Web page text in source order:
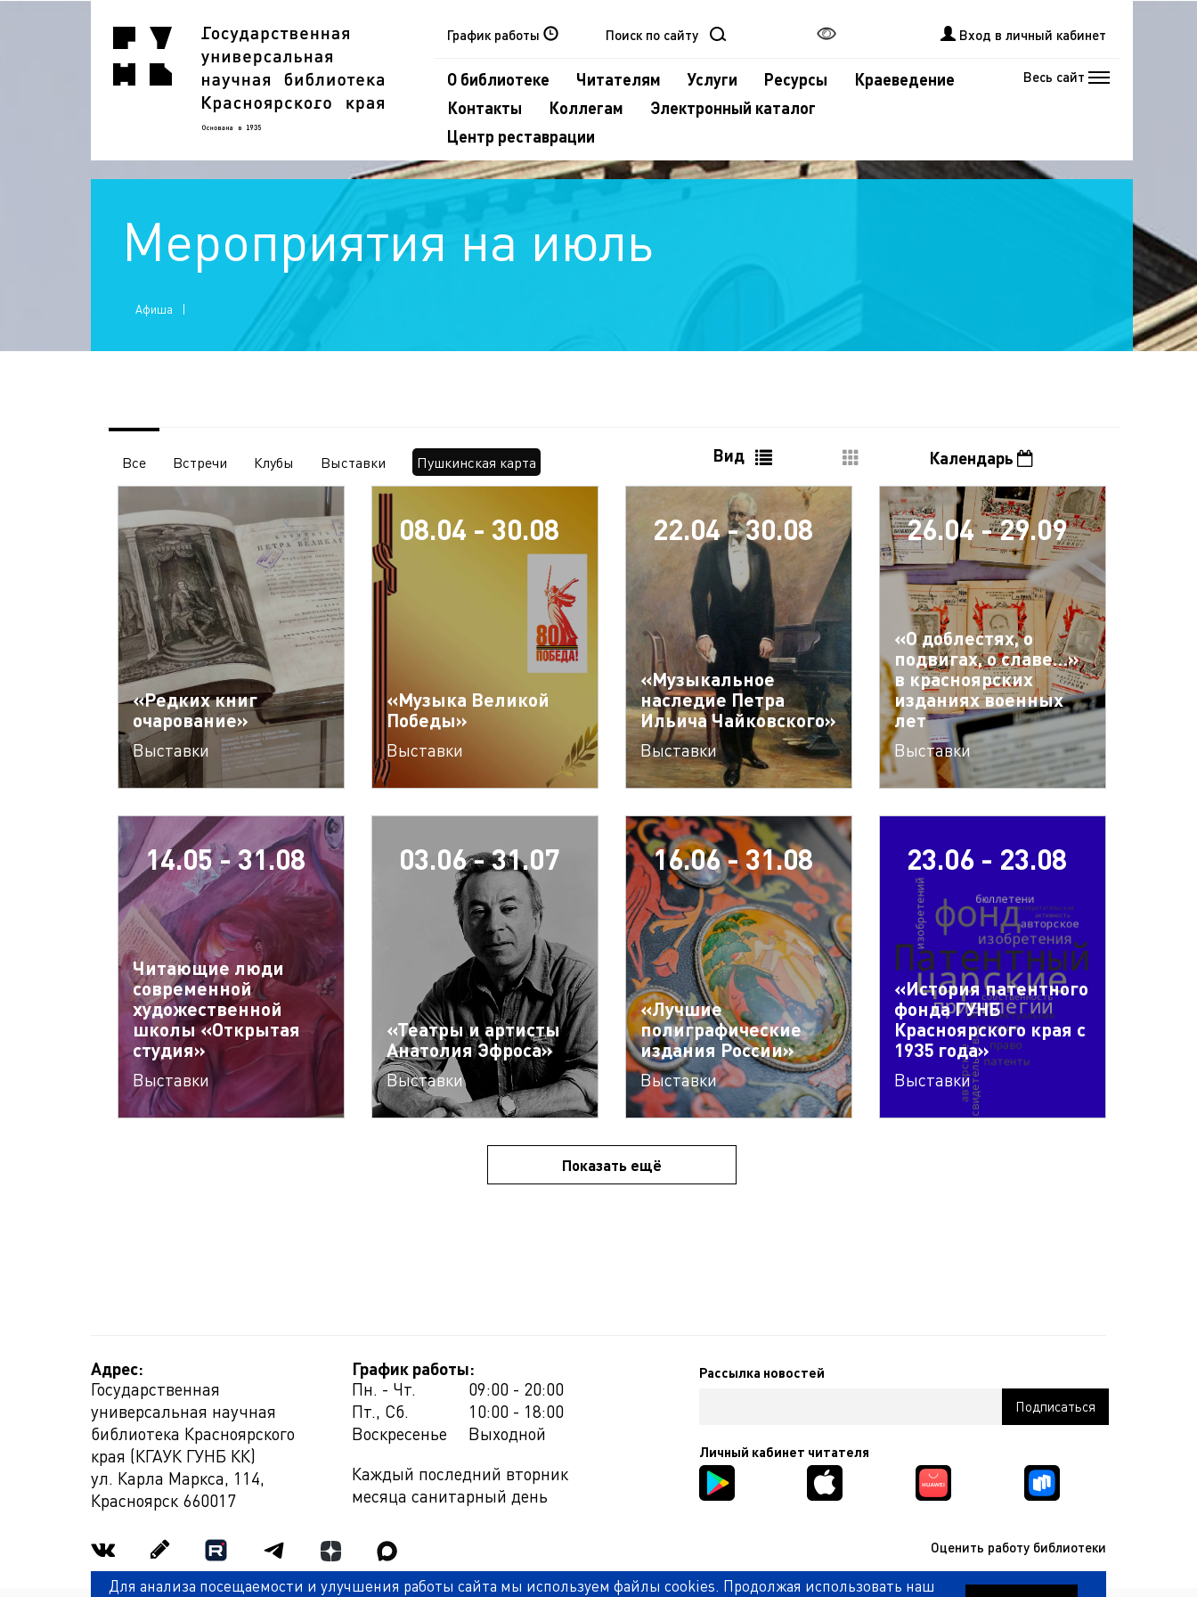
График работы Вход в личный кабинет
О библиотеке Читателям Услуги Ресурсы
Краеведение
Контакты
Коллегам
Электронный каталог
Центр реставрации
Весь сайт
Мероприятия на июль
Афиша
Все Встречи Клубы Выставки Пушкинская карта Вид Календарь
«Редких книг
очарование»
Выставки
08.04 - 30.08
«Музыка Великой
Победы»
Выставки
22.04 - 30.08
«Музыкальное
наследие Петра
Ильича Чайковского»
Выставки
26.04 - 29.09
«О доблестях, о
подвигах, о славе…»
в красноярских
изданиях военных
лет
Выставки
14.05 - 31.08
Читающие люди
современной
художественной
школы «Открытая
студия»
Выставки
03.06 - 31.07
«Театры и артисты
Анатолия Эфроса»
Выставки
16.06 - 31.08
«Лучшие
полиграфические
издания России»
Выставки
23.06 - 23.08
«История патентного
фонда ГУНБ
Красноярского края с
1935 года»
Выставки
Показать ещё
Адрес:
Государственная
универсальная научная
библиотека Красноярского
края (КГАУК ГУНБ КК)
ул. Карла Маркса, 114,
Красноярск 660017
График работы:
Пн. - Чт.
09:00 - 20:00
Пт., Сб.
10:00 - 18:00
Воскресенье
Выходной
Каждый последний вторник
месяца санитарный день
Рассылка новостей
Личный кабинет читателя
Оценить работу библиотеки
Для анализа посещаемости и улучшения работы сайта мы используем файлы cookies. Продолжая использовать наш